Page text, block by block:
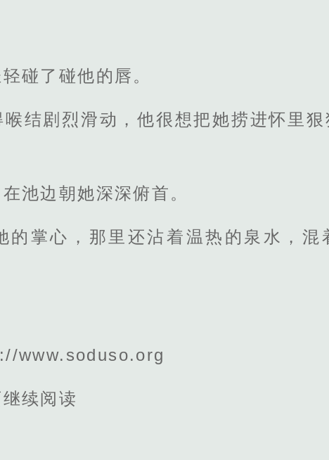
碰了碰他的唇。
结剧烈滑动，他很想把她捞进怀里狠
池边朝她深深俯首。
的掌心，那里还沾着温热的泉水，混
www.soduso.org
续阅读